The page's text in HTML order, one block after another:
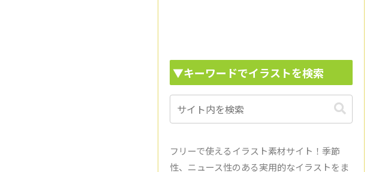
▼キーワードでイラストを検索
フリーで使えるイラスト素材サイト！季節
性、ニュース性のある実用的なイラストをま